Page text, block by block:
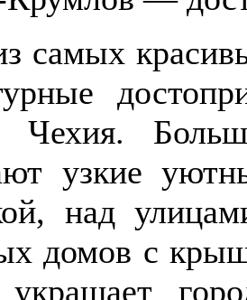
самых
Чехия.
узкие
над
домов с
украшает